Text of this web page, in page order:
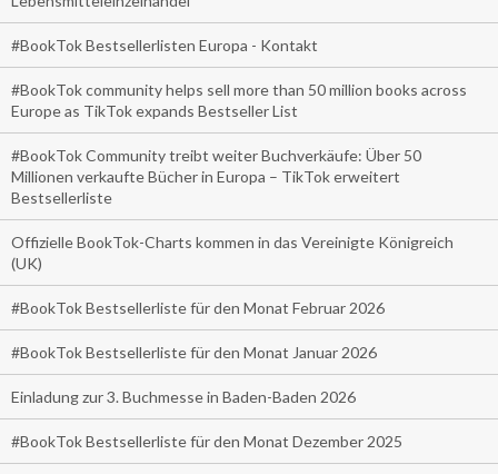
#BookTok Bestsellerlisten Europa - Kontakt
#BookTok community helps sell more than 50 million books across
Europe as TikTok expands Bestseller List
#BookTok Community treibt weiter Buchverkäufe: Über 50
Millionen verkaufte Bücher in Europa – TikTok erweitert
Bestsellerliste
Offizielle BookTok-Charts kommen in das Vereinigte Königreich
(UK)
#BookTok Bestsellerliste für den Monat Februar 2026
#BookTok Bestsellerliste für den Monat Januar 2026
Einladung zur 3. Buchmesse in Baden-Baden 2026
#BookTok Bestsellerliste für den Monat Dezember 2025